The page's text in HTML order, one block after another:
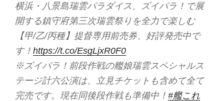
横浜・八景島瑞雲パラダイス、ズイパラ！で展
開する鎮守府第三次瑞雲祭りを全力で楽しむ
【甲/乙/丙種】提督専用前売券、好評発売中で
す！ https://t.co/EsgLjxR0F0
※ズイパラ！前段作戦の艦娘瑞雲スペシャルス
テージ計六公演は、立見チケットも含めて全て
完売です。現在同後段作戦も準備中！ #艦これ